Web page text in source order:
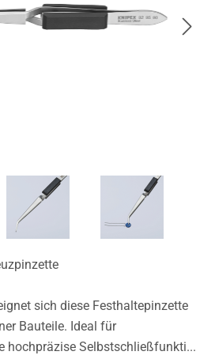
sich diese Festhaltepinzette
Bauteile. Ideal für
hochpräzise Selbstschließfunkti...